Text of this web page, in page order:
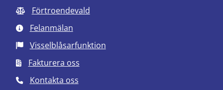
Förtroendevald
Felanmälan
Visselblåsarfunktion
Fakturera oss
Kontakta oss